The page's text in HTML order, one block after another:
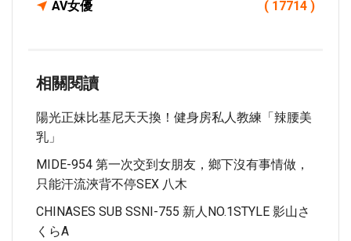
AV女優 ( 17714 )
相關閱讀
陽光正妹比基尼天天換！健身房私人教練「辣腰美
乳」
MIDE-954 第一次交到女朋友，鄉下沒有事情做，
只能汗流浹背不停SEX 八木
CHINASES SUB SSNI-755 新人NO.1STYLE 影山さ
くらA